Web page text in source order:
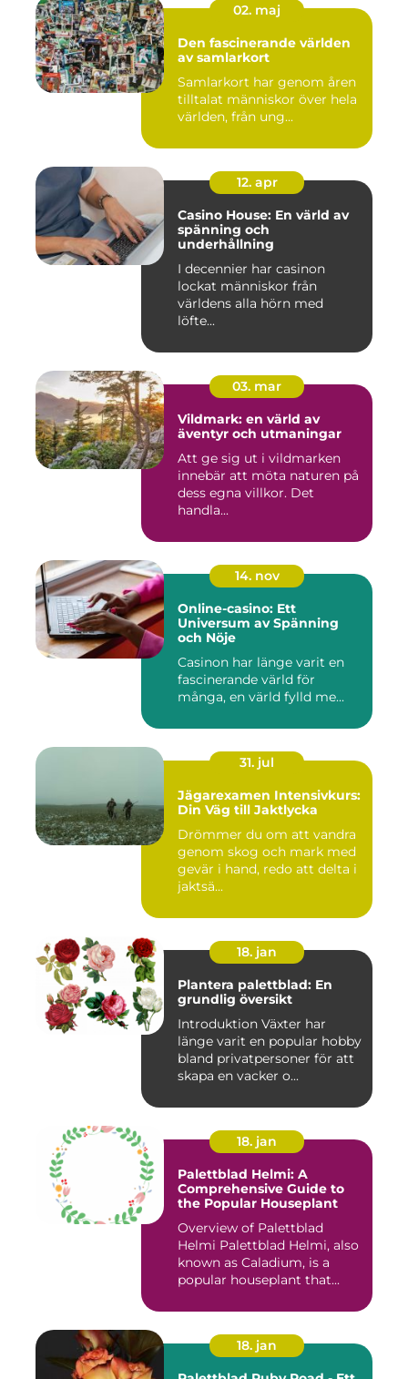
02. maj
Den fascinerande världen
av samlarkort
Samlarkort har genom åren
tilltalat människor över hela
världen, från ung...
12. apr
Casino House: En värld av
spänning och
underhållning
I decennier har casinon
lockat människor från
världens alla hörn med
löfte...
03. mar
Vildmark: en värld av
äventyr och utmaningar
Att ge sig ut i vildmarken
innebär att möta naturen på
dess egna villkor. Det
handla...
14. nov
Online-casino: Ett
Universum av Spänning
och Nöje
Casinon har länge varit en
fascinerande värld för
många, en värld fylld me...
31. jul
Jägarexamen Intensivkurs:
Din Väg till Jaktlycka
Drömmer du om att vandra
genom skog och mark med
gevär i hand, redo att delta i
jaktsä...
18. jan
Plantera palettblad: En
grundlig översikt
Introduktion Växter har
länge varit en popular hobby
bland privatpersoner för att
skapa en vacker o...
18. jan
Palettblad Helmi: A
Comprehensive Guide to
the Popular Houseplant
Overview of Palettblad
Helmi Palettblad Helmi, also
known as Caladium, is a
popular houseplant that...
18. jan